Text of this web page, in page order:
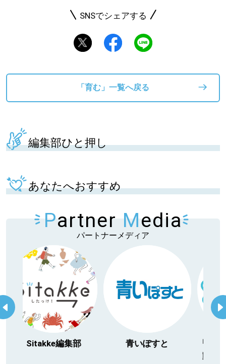
SNSでシェアする
「育む」一覧へ戻る
編集部ひと押し
あなたへおすすめ
Partner Media
パートナーメディア
編集部 青いぽすと
「北海道３大か
動物」プロジ